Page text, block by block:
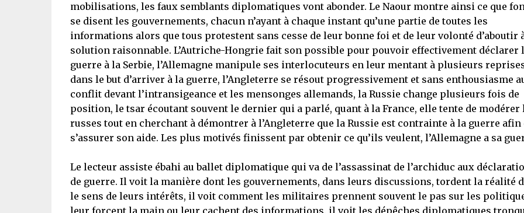
mobilisations, les faux semblants diplomatiques vont abonder. Le Naour montre ainsi ce que
se disent les gouvernements, chacun n’ayant à chaque instant qu’une partie de toutes les
informations alors que tous protestent sans cesse de leur bonne foi et de leur volonté d’aboutir
solution raisonnable. L’Autriche-Hongrie fait son possible pour pouvoir effectivement déclarer
guerre à la Serbie, l’Allemagne manipule ses interlocuteurs en leur mentant à plusieurs
dans le but d’arriver à la guerre, l’Angleterre se résout progressivement et sans enthousiasme
conflit devant l’intransigeance et les mensonges allemands, la Russie change plusieurs fois de
position, le tsar écoutant souvent le dernier qui a parlé, quant à la France, elle tente de modérer
russes tout en cherchant à démontrer à l’Angleterre que la Russie est contrainte à la guerre afin
s’assurer son aide. Les plus motivés finissent par obtenir ce qu’ils veulent, l’Allemagne a sa
Le lecteur assiste ébahi au ballet diplomatique qui va de l’assassinat de l’archiduc aux
de guerre. Il voit la manière dont les gouvernements, dans leurs discussions, tordent la réalité
le sens de leurs intérêts, il voit comment les militaires prennent souvent le pas sur les